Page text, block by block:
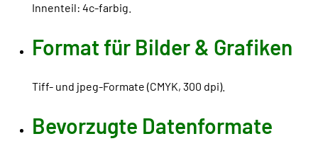
Innenteil: 4c-farbig.
Format für Bilder & Grafiken
Tiff- und jpeg-Formate (CMYK, 300 dpi).
Bevorzugte Datenformate